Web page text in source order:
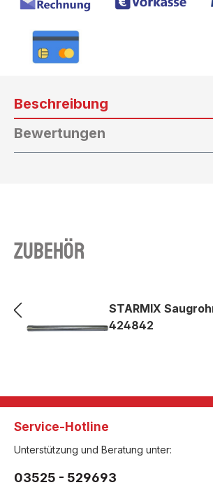
Beschreibung
Bewertungen
Zubehör
STARMIX
424842
Service-Hotline
Unterstützung und Beratung unter:
03525 - 529693